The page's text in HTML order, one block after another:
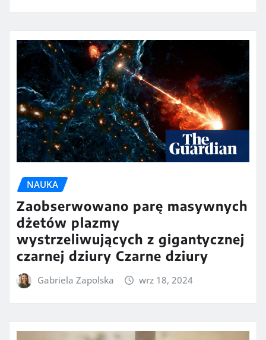
NAUKA
Zaobserwowano parę masywnych
dżetów plazmy
wystrzeliwujących z gigantycznej
czarnej dziury Czarne dziury
Gabriela Zapolska wrz 18, 2024